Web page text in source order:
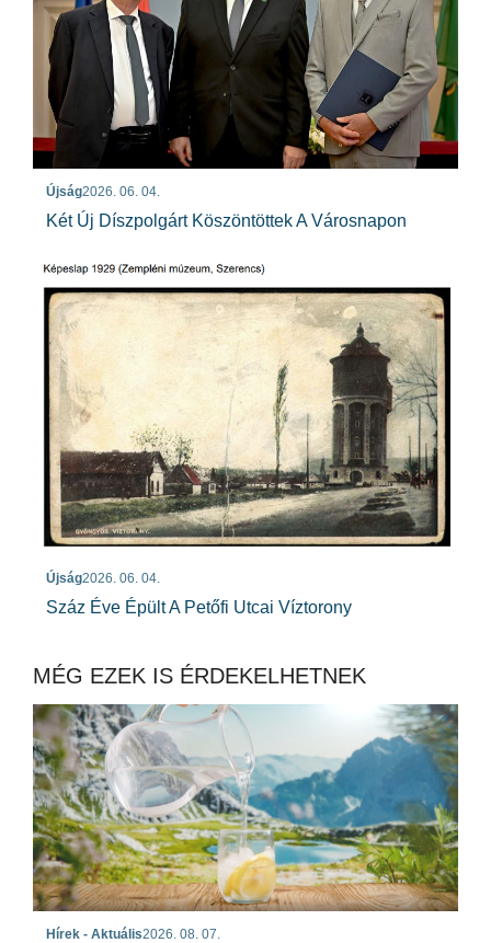
Újság2026. 06. 04.
Két Új Díszpolgárt Köszöntöttek A Városnapon
Újság2026. 06. 04.
Száz Éve Épült A Petőfi Utcai Víztorony
MÉG EZEK IS ÉRDEKELHETNEK
Hírek - Aktuális2026. 08. 07.